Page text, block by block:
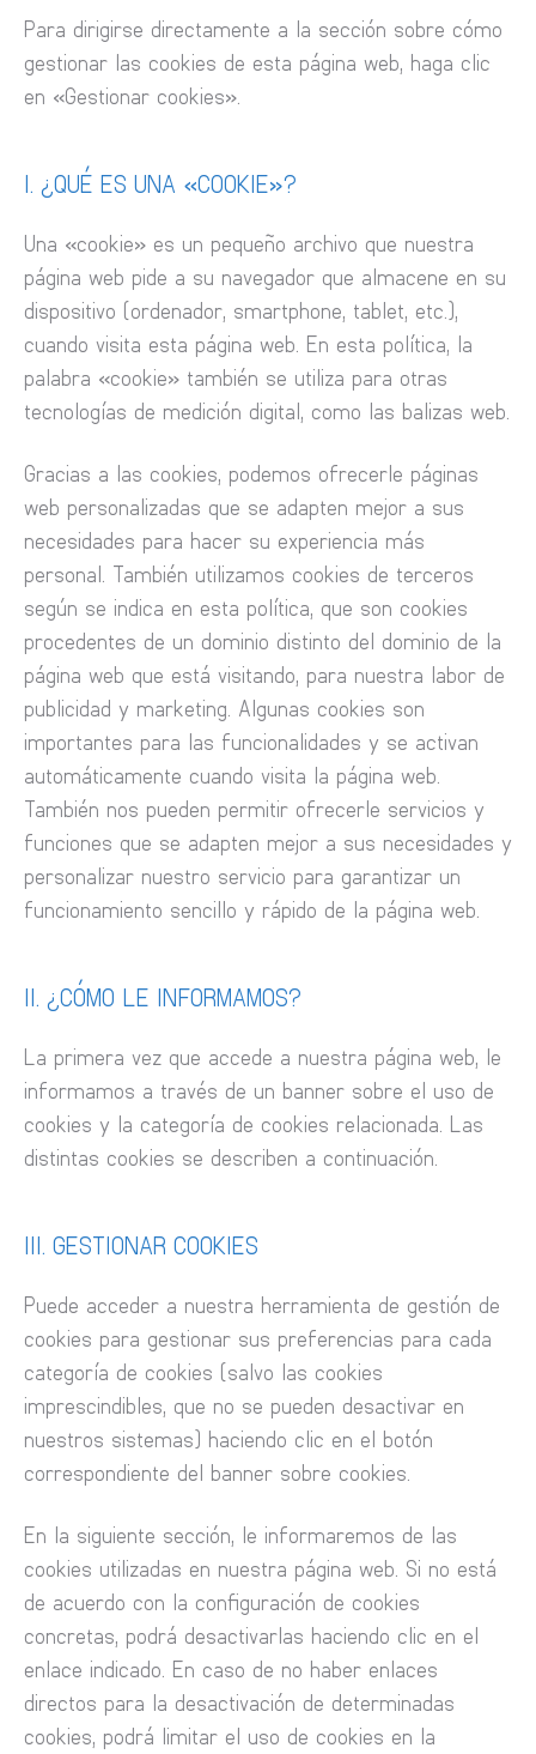
Para dirigirse directamente a la sección sobre cómo
gestionar las cookies de esta página web, haga clic
en «Gestionar cookies».
I. ¿QUÉ ES UNA «COOKIE»?
Una «cookie» es un pequeño archivo que nuestra
página web pide a su navegador que almacene en su
dispositivo (ordenador, smartphone, tablet, etc.),
cuando visita esta página web. En esta política, la
palabra «cookie» también se utiliza para otras
tecnologías de medición digital, como las balizas web.
Gracias a las cookies, podemos ofrecerle páginas
web personalizadas que se adapten mejor a sus
necesidades para hacer su experiencia más
personal. También utilizamos cookies de terceros
según se indica en esta política, que son cookies
procedentes de un dominio distinto del dominio de la
página web que está visitando, para nuestra labor de
publicidad y marketing. Algunas cookies son
importantes para las funcionalidades y se activan
automáticamente cuando visita la página web.
También nos pueden permitir ofrecerle servicios y
funciones que se adapten mejor a sus necesidades y
personalizar nuestro servicio para garantizar un
funcionamiento sencillo y rápido de la página web.
II. ¿CÓMO LE INFORMAMOS?
La primera vez que accede a nuestra página web, le
informamos a través de un banner sobre el uso de
cookies y la categoría de cookies relacionada. Las
distintas cookies se describen a continuación.
III. GESTIONAR COOKIES
Puede acceder a nuestra herramienta de gestión de
cookies para gestionar sus preferencias para cada
categoría de cookies (salvo las cookies
imprescindibles, que no se pueden desactivar en
nuestros sistemas) haciendo clic en el botón
correspondiente del banner sobre cookies.
En la siguiente sección, le informaremos de las
cookies utilizadas en nuestra página web. Si no está
de acuerdo con la configuración de cookies
concretas, podrá desactivarlas haciendo clic en el
enlace indicado. En caso de no haber enlaces
directos para la desactivación de determinadas
cookies, podrá limitar el uso de cookies en la